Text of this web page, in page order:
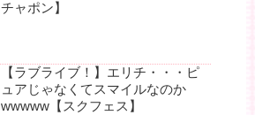
チャポン】
【ラブライブ！】エリチ・・・ピ
ュアじゃなくてスマイルなのか
wwwww【スクフェス】